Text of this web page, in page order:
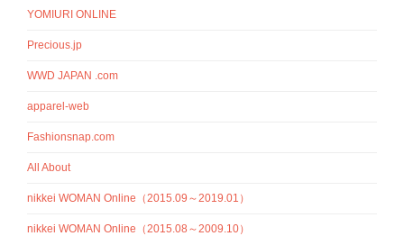
YOMIURI ONLINE
Precious.jp
WWD JAPAN .com
apparel-web
Fashionsnap.com
All About
nikkei WOMAN Online（2015.09～2019.01）
nikkei WOMAN Online（2015.08～2009.10）